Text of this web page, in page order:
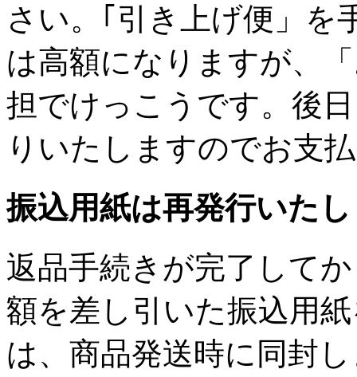
さい。｢引き上げ便」を
は高額になりますが、
担でけっこうです。後
りいたしますのでお支
振込用紙は再発行いた
返品手続きが完了して
額を差し引いた振込用
は、商品発送時に同封